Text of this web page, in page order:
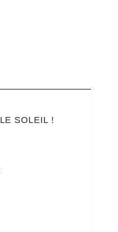
SOLEIL !